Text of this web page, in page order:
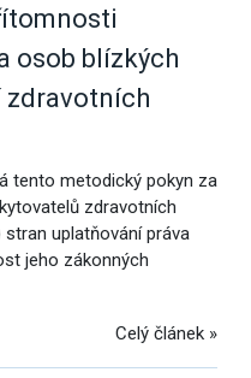
osob blízkých
zdravotních
tento metodický pokyn za
zdravotních
stran uplatňování práva
jeho zákonných
Celý článek »